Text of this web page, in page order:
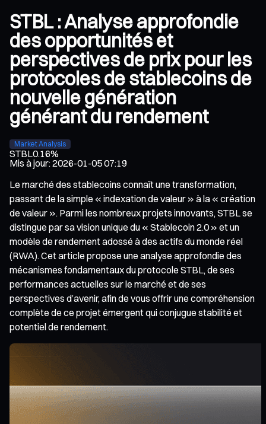
STBL : Analyse approfondie
des opportunités et
perspectives de prix pour les
protocoles de stablecoins de
nouvelle génération
générant du rendement
Market Analysis
STBL0.16%
Mis à jour:2026-01-05 07:19
Le marché des stablecoins connaît une transformation,
passant de la simple « indexation de valeur » à la « création
de valeur ». Parmi les nombreux projets innovants, STBL se
distingue par sa vision unique du « Stablecoin 2.0 » et un
modèle de rendement adossé à des actifs du monde réel
(RWA). Cet article propose une analyse approfondie des
mécanismes fondamentaux du protocole STBL, de ses
performances actuelles sur le marché et de ses
perspectives d’avenir, afin de vous offrir une compréhension
complète de ce projet émergent qui conjugue stabilité et
potentiel de rendement.